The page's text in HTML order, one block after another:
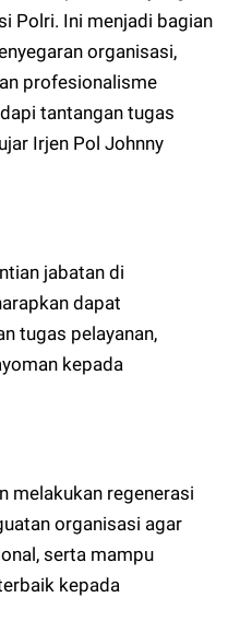
Polri. Ini menjadi bagian
organisasi,
profesionalisme
tantangan tugas
Irjen Pol Johnny
jabatan di
dapat
tugas pelayanan,
kepada
melakukan regenerasi
organisasi agar
serta mampu
kepada